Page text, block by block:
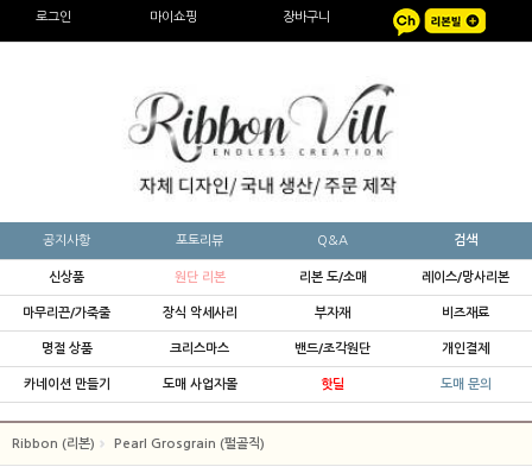
로그인 마이쇼핑 장바구니
공지사항 포토리뷰 Q&A 검색
신상품 원단 리본 리본 도/소매 레이스/망사리본
마무리끈/가죽줄 장식 악세사리 부자재 비즈재료
명절 상품 크리스마스 밴드/조각원단 개인결제
카네이션 만들기 도매 사업자몰 핫딜 도매 문의
Ribbon (리본) Pearl Grosgrain (펄골직)